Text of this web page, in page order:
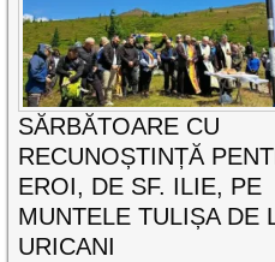
SĂRBĂTOARE CU
RECUNOȘTINȚĂ
EROI, DE SF. ILIE, PE
MUNTELE TULIȘA DE
URICANI